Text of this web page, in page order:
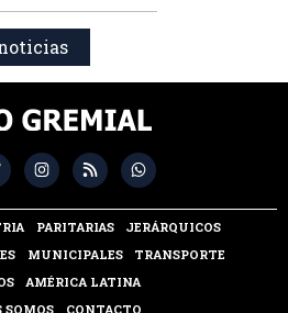
PARITARIAS
JERÁRQUICOS
MUNICIPALES
TRANSPORTE
AMÉRICA LATINA
SOMOS
CONTACTO